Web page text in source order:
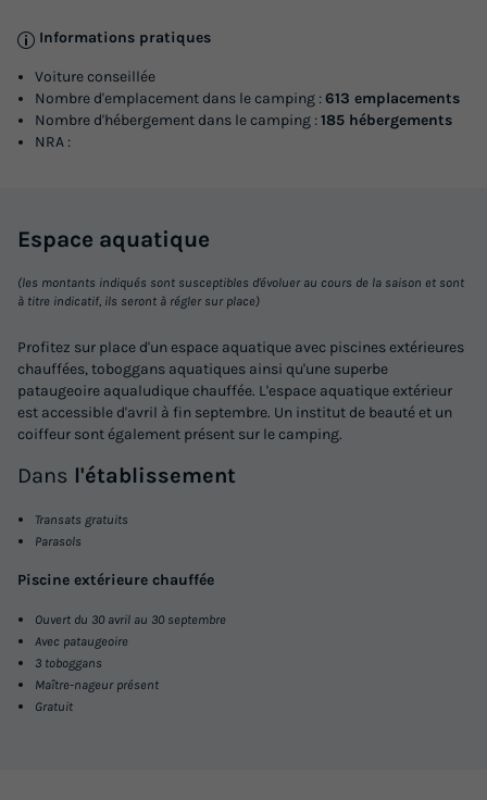
Informations pratiques
Voiture conseillée
Nombre d'emplacement dans le camping :613 emplacements
Nombre d'hébergement dans le camping :185 hébergements
NRA :
Espace aquatique
(les montants indiqués sont susceptibles d'évoluer au cours de la saison et sont
à titre indicatif, ils seront à régler sur place)
Profitez sur place d'un espace aquatique avec piscines extérieures
chauffées, toboggans aquatiques ainsi qu'une superbe
pataugeoire aqualudique chauffée. L'espace aquatique extérieur
est accessible d'avril à fin septembre. Un institut de beauté et un
coiffeur sont également présent sur le camping.
Dans l'établissement
Transats gratuits
Parasols
Piscine extérieure chauffée
Ouvert du 30 avril au 30 septembre
Avec pataugeoire
3 toboggans
Maître-nageur présent
Gratuit